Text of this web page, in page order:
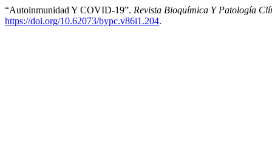
“Autoinmunidad Y COVID-19”. Revista Bioquímica Y Patología
https://doi.org/10.62073/bypc.v86i1.204.